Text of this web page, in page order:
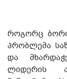
როგორც
პრობლემა
და
ლიდერის